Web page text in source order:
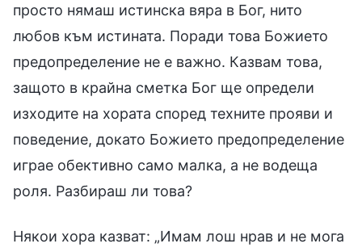
просто нямаш истинска вяра в Бог, нито
любов към истината. Поради това Божието
предопределение не е важно. Казвам това,
защото в крайна сметка Бог ще определи
изходите на хората според техните прояви и
поведение, докато Божието предопределение
играе обективно само малка, а не водеща
роля. Разбираш ли това?
Някои хора казват: „Имам лош нрав и не мога